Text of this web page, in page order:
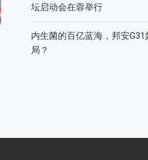
坛启动会在蓉举行
内生菌的百亿蓝海，邦安G31
局？